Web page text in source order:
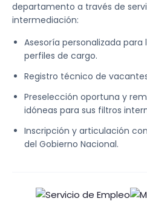
departamento a través de
intermediación:
Asesoría personalizada
perfiles de cargo.
Registro técnico de
Preselección oportuna y
idóneas para sus filtros
Inscripción y articulación
del Gobierno Nacional.